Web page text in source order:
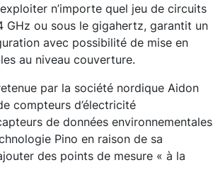
n’importe quel jeu de circuits
GHz ou sous le gigahertz, garantit un
avec possibilité de mise en
au niveau couverture.
par la société nordique Aidon
compteurs d’électricité
de données environnementales
Pino en raison de sa
des points de mesure « à la